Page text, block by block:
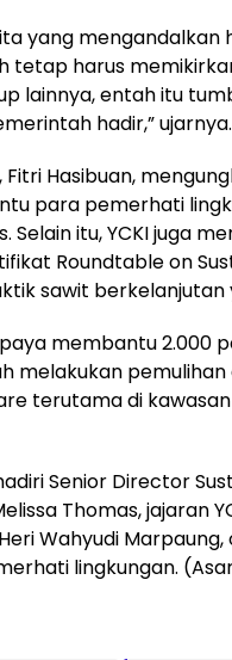
yang mengandalkan
tetap harus
lainnya, entah itu
hadir,” ujarnya.
Fitri Hasibuan,
para pemerhati
Selain itu, YCKI juga
Roundtable on
sawit berkelanjutan
membantu 2.000
melakukan
terutama di
Senior Director
Thomas, jajaran
Wahyudi
lingkungan.